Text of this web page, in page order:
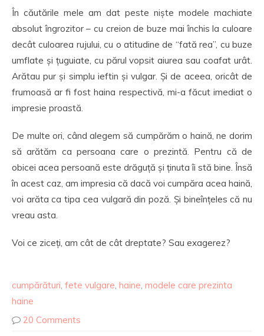
În căutările mele am dat peste niște modele machiate
absolut îngrozitor – cu creion de buze mai închis la culoare
decât culoarea rujului, cu o atitudine de “fată rea”, cu buze
umflate și țuguiate, cu părul vopsit aiurea sau coafat urât.
Arătau pur și simplu ieftin și vulgar. Și de aceea, oricât de
frumoasă ar fi fost haina respectivă, mi-a făcut imediat o
impresie proastă.
De multe ori, când alegem să cumpărăm o haină, ne dorim
să arătăm ca persoana care o prezintă. Pentru că de
obicei acea persoană este drăguță și ținuta îi stă bine. Însă
în acest caz, am impresia că dacă voi cumpăra acea haină,
voi arăta ca tipa cea vulgară din poză. Și bineînțeles că nu
vreau asta.
Voi ce ziceți, am cât de cât dreptate? Sau exagerez?
cumpărături, fete vulgare, haine, modele care prezinta
haine
20 Comments